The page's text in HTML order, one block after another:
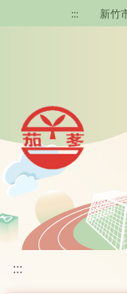
移至網頁之主要內容
::: 新竹
:::